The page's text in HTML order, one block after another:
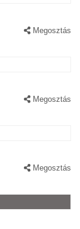
Megosztás
Megosztás
Megosztás